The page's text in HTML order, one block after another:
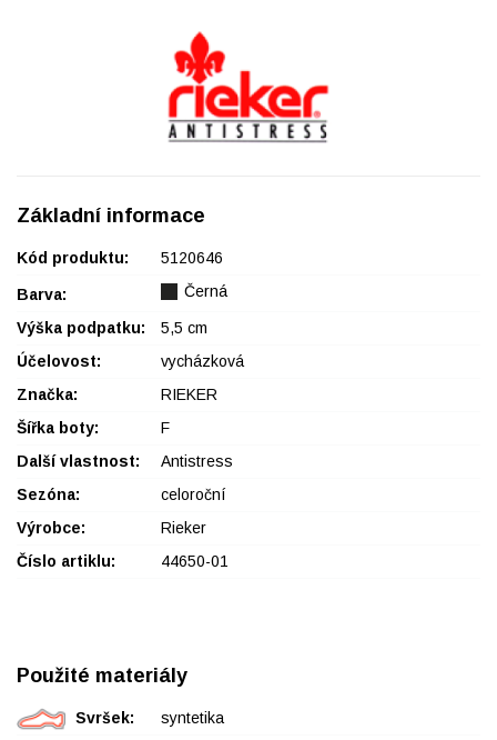
Základní informace
Kód produktu: 5120646
Barva: Černá
Výška podpatku:
5,5 cm
Účelovost:
vycházková
Značka:
RIEKER
Šířka boty:
F
Další vlastnost:
Antistress
Sezóna:
celoroční
Výrobce:
Rieker
Číslo artiklu:
44650-01
Použité materiály
Svršek:
syntetika